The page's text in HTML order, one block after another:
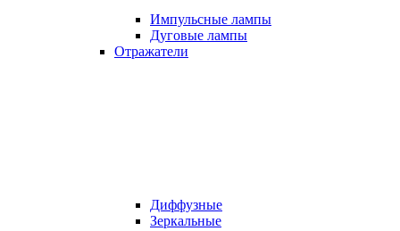
Импульсные лампы
Дуговые лампы
Отражатели
Диффузные
Зеркальные